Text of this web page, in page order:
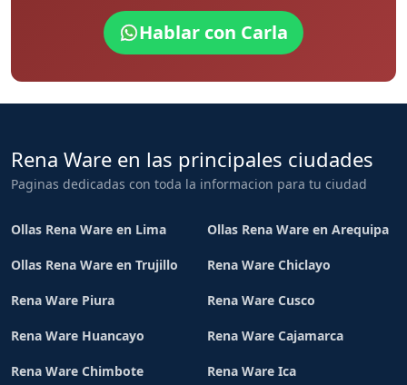
Hablar con Carla
Rena Ware en las principales ciudades
Paginas dedicadas con toda la informacion para tu ciudad
Ollas Rena Ware en Lima Ollas Rena Ware en Arequipa
Ollas Rena Ware en Trujillo Rena Ware Chiclayo
Rena Ware Piura Rena Ware Cusco
Rena Ware Huancayo Rena Ware Cajamarca
Rena Ware Chimbote Rena Ware Ica